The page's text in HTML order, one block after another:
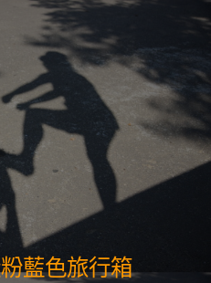
藍色旅行箱